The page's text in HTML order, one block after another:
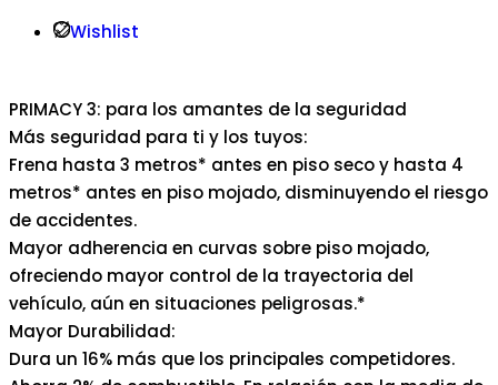
Wishlist
PRIMACY 3: para los amantes de la seguridad
Más seguridad para ti y los tuyos:
Frena hasta 3 metros* antes en piso seco y hasta 4
metros* antes en piso mojado, disminuyendo el riesgo
de accidentes.
Mayor adherencia en curvas sobre piso mojado,
ofreciendo mayor control de la trayectoria del
vehículo, aún en situaciones peligrosas.*
Mayor Durabilidad:
Dura un 16% más que los principales competidores.